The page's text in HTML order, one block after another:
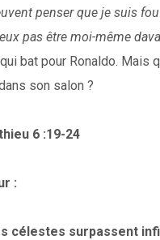
penser que je suis
pas être moi-même
bat pour Ronaldo. Mais
son salon ?
6 :19-24
:
célestes surpassent